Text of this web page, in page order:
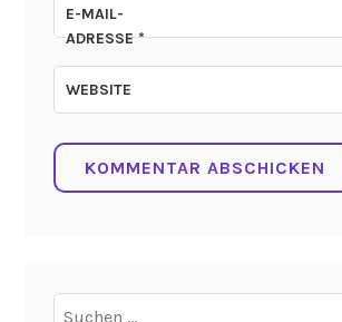
E-MAIL-
ADRESSE*
WEBSITE
Suchen